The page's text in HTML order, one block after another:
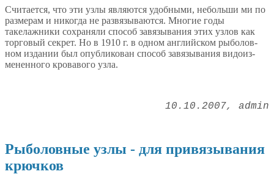
Считается, что эти узлы являются удобными, небольши­ ми по
размерам и никогда не развязываются. Многие годы
такелажники сохраняли способ завязывания этих узлов как
торговый секрет. Но в 1910 г. в одном английском рыболов­
ном издании был опубликован способ завязывания видоиз­
мененного кровавого узла.
10.10.2007 admin
Рыболовные узлы - для привязывания
крючков